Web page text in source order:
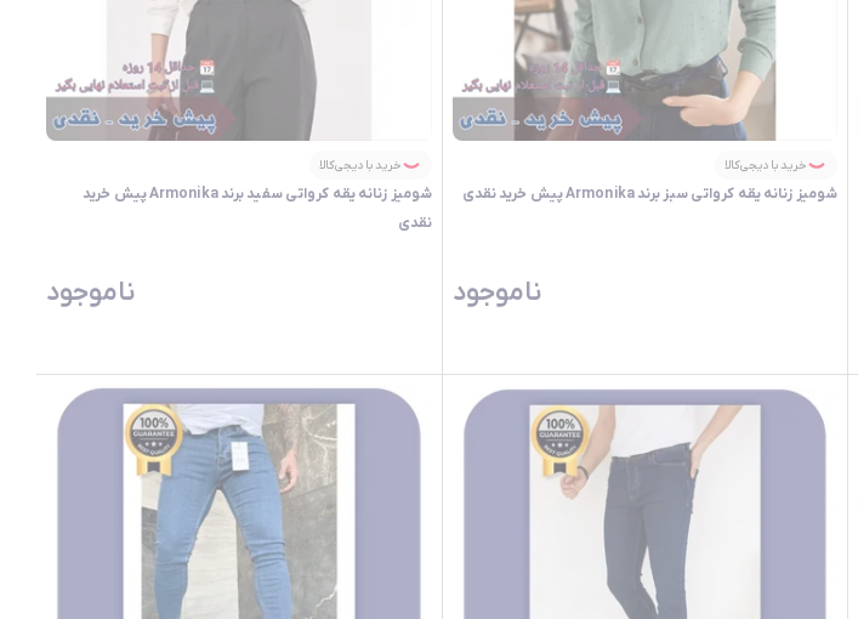
خرید با دیجی‌کالا
شومیز زنانه یقه کرواتی سبز برند Armonika پیش خرید نقدی
ناموجود
خرید با دیجی‌کالا
شومیز زنانه یقه کرواتی سفید برند Armonika پیش خرید
نقدی
ناموجود